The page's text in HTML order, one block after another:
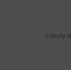
Szkoły